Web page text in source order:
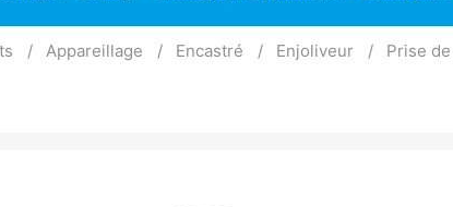
Appareillage Encastré Enjoliveur Prise